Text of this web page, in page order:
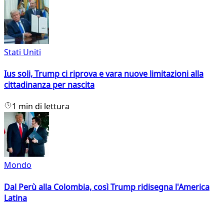
Stati Uniti
Ius soli, Trump ci riprova e vara nuove limitazioni alla
cittadinanza per nascita
1 min di lettura
Mondo
Dal Perù alla Colombia, così Trump ridisegna l'America
Latina